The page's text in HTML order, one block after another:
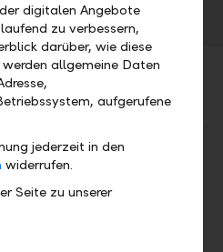
Drucken
digitalen Angebote
zu verbessern,
darüber, wie diese
allgemeine Daten
aufgerufene
jederzeit in den
widerrufen.
Seite zu unserer